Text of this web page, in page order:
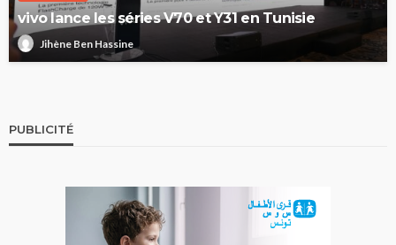
vivo lance les séries V70 et Y31 en Tunisie
Jihène Ben Hassine
PUBLICITÉ